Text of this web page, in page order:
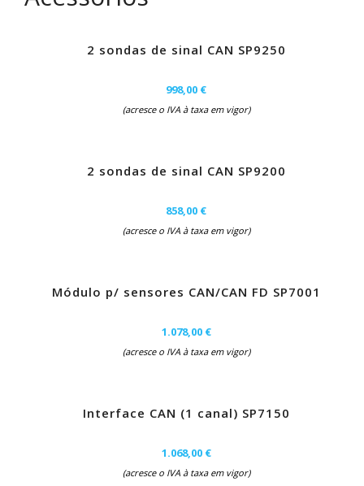
2 sondas de sinal CAN SP9250
998,00 €
(acresce o IVA à taxa em vigor)
2 sondas de sinal CAN SP9200
858,00 €
(acresce o IVA à taxa em vigor)
Módulo p/ sensores CAN/CAN FD SP7001
1.078,00 €
(acresce o IVA à taxa em vigor)
Interface CAN (1 canal) SP7150
1.068,00 €
(acresce o IVA à taxa em vigor)